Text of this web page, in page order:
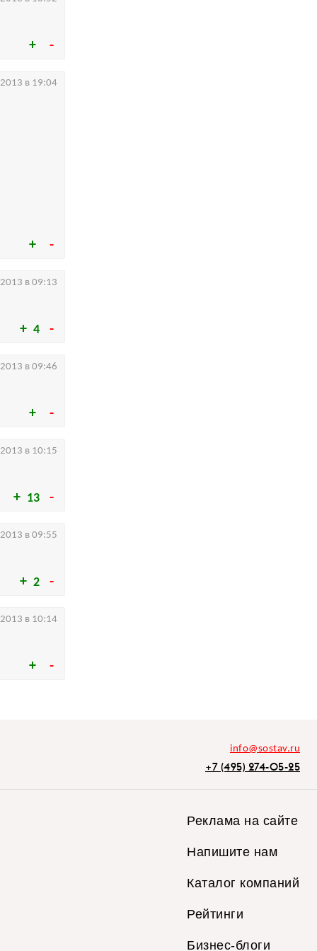
в 19:04
4
в 09:13
в 09:46
13
в 10:15
2
в 09:55
в 10:14
info@sostav.ru
+7 (495) 274-05-25
Реклама на сайте
Напишите нам
Каталог компаний
Рейтинги
Бизнес-блоги